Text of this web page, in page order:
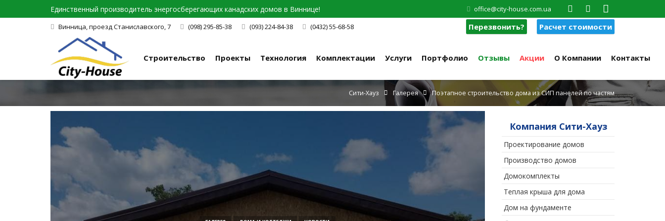
Единственный производитель энергосберегающих канадских домов в Виннице!
office@city-house.com.ua
Винница, проезд Станиславского, 7
(098) 295-85-38 (093) 224-84-38 (0432) 55-68-58 Перезвонить? Расчет стоимости
Строительство Проекты Технология Комплектации Услуги Портфолио Отзывы Акции О Компании Контакты
Сити-Хауз Галерея Поэтапное строительство дома из СИП панелей по частям
Компания Сити-Хауз
Проектирование домов
Производство домов
Домокомплекты
Теплая крыша для дома
Дом на фундаменте